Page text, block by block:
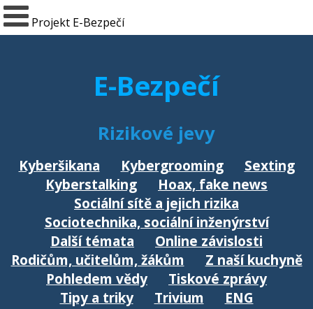
Projekt E-Bezpečí
E-Bezpečí
Rizikové jevy
Kyberšikana Kybergrooming
Sexting
Kyberstalking
Hoax, fake news
Sociální sítě a jejich rizika
Sociotechnika, sociální inženýrství
Další témata
Online závislosti
Rodičům, učitelům, žákům
Z naší kuchyně
Pohledem vědy
Tiskové zprávy
Tipy a triky
Trivium ENG